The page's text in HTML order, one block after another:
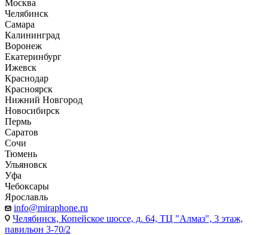
Москва
Челябинск
Самара
Калининград
Воронеж
Екатеринбург
Ижевск
Краснодар
Красноярск
Нижний Новгород
Новосибирск
Пермь
Саратов
Сочи
Тюмень
Ульяновск
Уфа
Чебоксары
Ярославль
info@miraphone.ru
Челябинск, Копейское шоссе, д. 64, ТЦ "Алмаз", 3 этаж,
павильон 3-70/2